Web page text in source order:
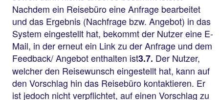
Nachdem ein Reisebüro eine Anfrage bearbeitet
und das Ergebnis (Nachfrage bzw. Angebot) in das
System eingestellt hat, bekommt der Nutzer eine E-
Mail, in der erneut ein Link zu der Anfrage und dem
Feedback/ Angebot enthalten ist3.7. Der Nutzer,
welcher den Reisewunsch eingestellt hat, kann auf
den Vorschlag hin das Reisebüro kontaktieren. Er
ist jedoch nicht verpflichtet, auf einen Vorschlag zu